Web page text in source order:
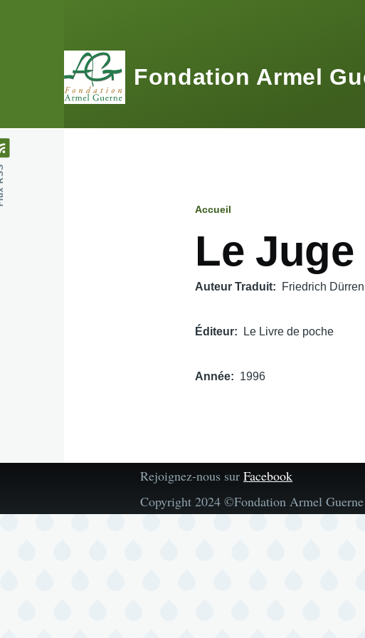
Fondation Armel
d'Ariane
Accueil
Le
Auteur Traduit Friedrich
Éditeur Le Livre de poche
Année 1996
Rejoignez-nous surFacebook
Copyright 2024 ©Fondation Armel Guerne